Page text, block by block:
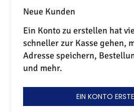
Neue Kunden
Ein Konto zu erstellen hat
schneller zur Kasse gehen,
Adresse speichern,
und mehr.
EIN KONTO